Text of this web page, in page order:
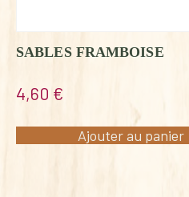
SABLES FRAMBOISE
4,60 €
Ajouter au panier